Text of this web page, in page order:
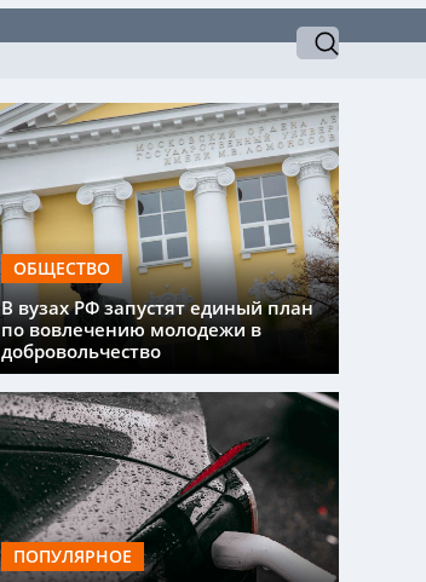
ОБЩЕСТВО
В вузах РФ запустят единый план
по вовлечению молодежи в
добровольчество
ПОПУЛЯРНОЕ